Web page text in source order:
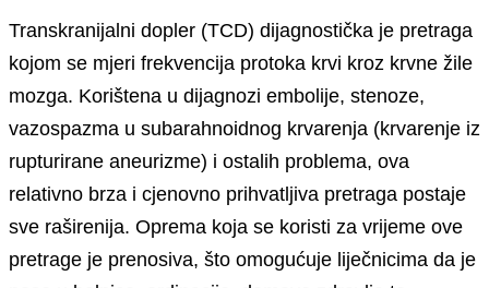
Transkranijalni dopler (TCD) dijagnostička je pretraga
kojom se mjeri frekvencija protoka krvi kroz krvne žile
mozga. Korištena u dijagnozi embolije, stenoze,
vazospazma u subarahnoidnog krvarenja (krvarenje iz
rupturirane aneurizme) i ostalih problema, ova
relativno brza i cjenovno prihvatljiva pretraga postaje
sve raširenija. Oprema koja se koristi za vrijeme ove
pretrage je prenosiva, što omogućuje liječnicima da je